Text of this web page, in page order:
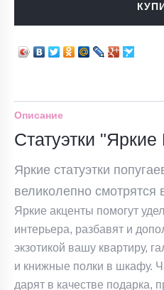
Описание
Статуэтки "Яркие
Яркие статуэтки
великолепно смотрятся
Яркие акценты помогут
интерьера, разбавят и
экзотикой вашу квартиру,
и книжные полки в шкафу.
дарят в качестве подарка,